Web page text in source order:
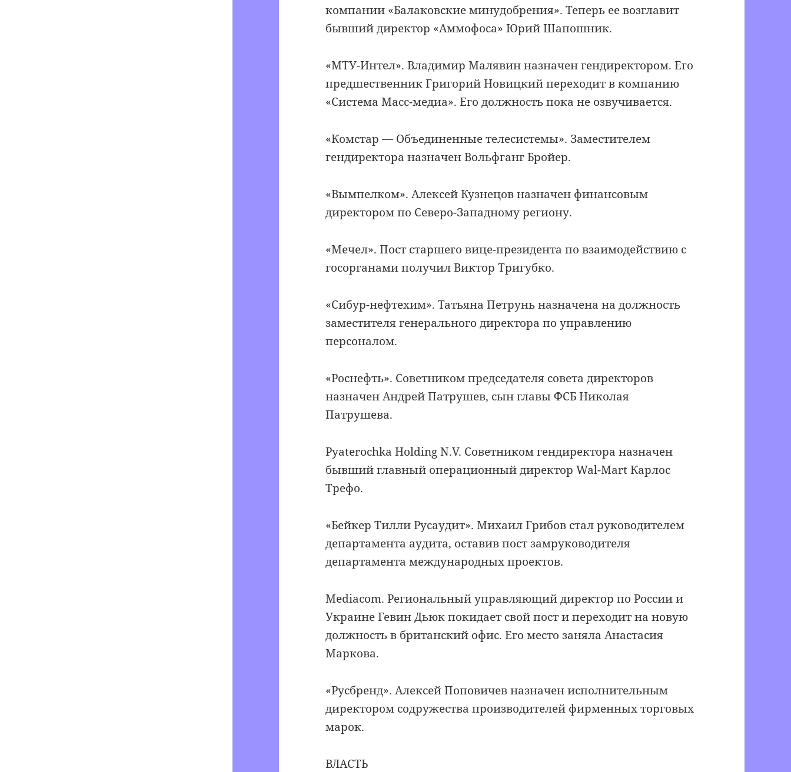
компании «Балаковские минудобрения». Теперь ее возглавит
бывший директор «Аммофоса» Юрий Шапошник.
«МТУ-Интел». Владимир Малявин назначен гендиректором. Его
предшественник Григорий Новицкий переходит в компанию
«Система Масс-медиа». Его должность пока не озвучивается.
«Комстар — Объединенные телесистемы». Заместителем
гендиректора назначен Вольфганг Бройер.
«Вымпелком». Алексей Кузнецов назначен финансовым
директором по Северо-Западному региону.
«Мечел». Пост старшего вице-президента по взаимодействию с
госорганами получил Виктор Тригубко.
«Сибур-нефтехим». Татьяна Петрунь назначена на должность
заместителя генерального директора по управлению
персоналом.
«Роснефть». Советником председателя совета директоров
назначен Андрей Патрушев, сын главы ФСБ Николая
Патрушева.
Pyaterochka Holding N.V. Советником гендиректора назначен
бывший главный операционный директор Wal-Mart Карлос
Трефо.
«Бейкер Тилли Русаудит». Михаил Грибов стал руководителем
департамента аудита, оставив пост замруководителя
департамента международных проектов.
Mediaсom. Региональный управляющий директор по России и
Украине Гевин Дьюк покидает свой пост и переходит на новую
должность в британский офис. Его место заняла Анастасия
Маркова.
«Русбренд». Алексей Поповичев назначен исполнительным
директором содружества производителей фирменных торговых
марок.
ВЛАСТЬ